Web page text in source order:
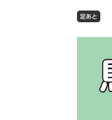
ム
検